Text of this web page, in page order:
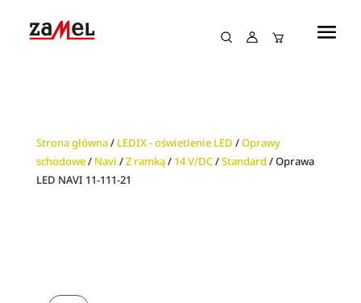
Strona główna/ LEDIX - oświetlenie LED /Oprawy
schodowe/ Navi /Z ramką/ 14 V/DC/Standard / Oprawa
LED NAVI 11-111-21